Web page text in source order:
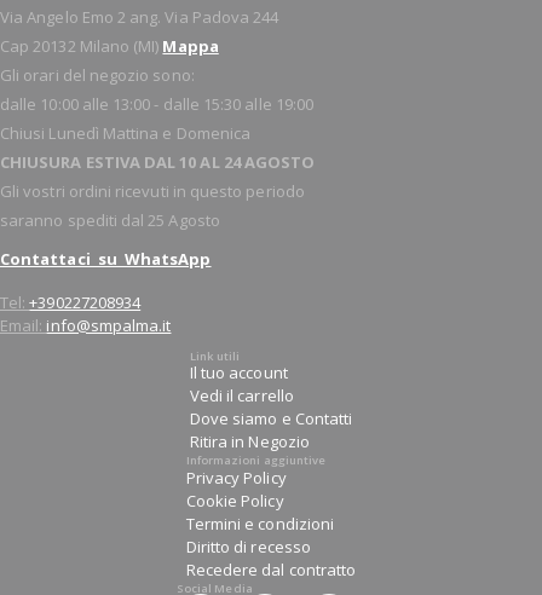
Via Angelo Emo 2 ang. Via Padova 244
Cap 20132 Milano (MI) Mappa
Gli orari del negozio sono:
dalle 10:00 alle 13:00 - dalle 15:30 alle 19:00
Chiusi Lunedì Mattina e Domenica
CHIUSURA ESTIVA DAL 10 AL 24 AGOSTO
Gli vostri ordini ricevuti in questo periodo
saranno spediti dal 25 Agosto
Contattaci su WhatsApp
Tel:+390227208934
Email: info@smpalma.it
Link utili
Il tuo account
Vedi il carrello
Dove siamo e Contatti
Ritira in Negozio
Informazioni aggiuntive
Privacy Policy
Cookie Policy
Termini e condizioni
Diritto di recesso
Recedere dal contratto
Social Media